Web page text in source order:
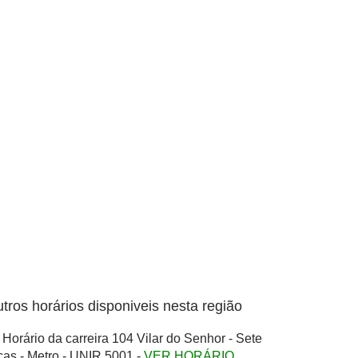
horários disponiveis nesta região
Horário da carreira 104 Vilar do Senhor - Sete